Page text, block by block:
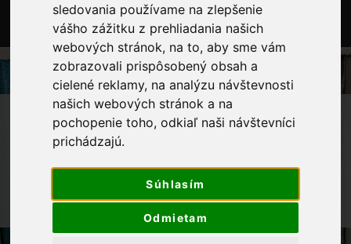
sledovania používame na zlepšenie
vášho zážitku z prehliadania našich
webových stránok, na to, aby sme vám
zobrazovali prispôsobený obsah a
cielené reklamy, na analýzu návštevnosti
našich webových stránok a na
pochopenie toho, odkiaľ naši návštevníci
prichádzajú.
Súhlasím
Odmietam
0
OBCHOD GALANTÉRIA
BAVLNKY NA VYŠÍVANIE
DMC MOULINÉ SPÉCIAL
MULINKY NA VYŠÍVANIE DMC 890 -
ZELENÁ